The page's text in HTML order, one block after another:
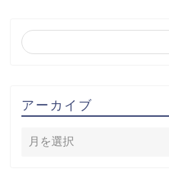
アーカイブ